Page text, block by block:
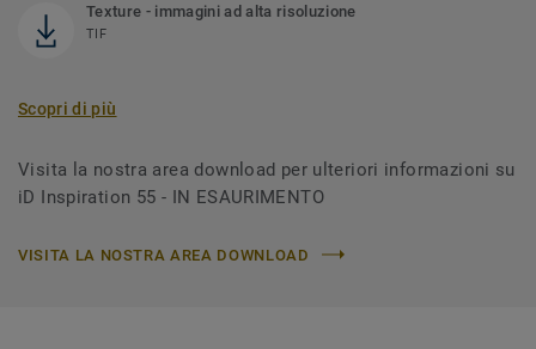
Texture - immagini ad alta risoluzione
TIF
Scopri di più
Visita la nostra area download per ulteriori informazioni su
iD Inspiration 55 - IN ESAURIMENTO
VISITA LA NOSTRA AREA DOWNLOAD